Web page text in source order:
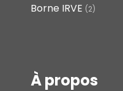
Borne IRVE (2)
À propos